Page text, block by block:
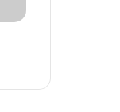
ن
ش